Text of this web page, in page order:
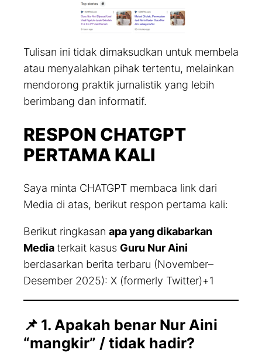
Tulisan ini tidak dimaksudkan untuk membela
atau menyalahkan pihak tertentu, melainkan
mendorong praktik jurnalistik yang lebih
berimbang dan informatif.
RESPON CHATGPT
PERTAMA KALI
Saya minta CHATGPT membaca link dari
Media di atas, berikut respon pertama kali:
Berikut ringkasan apa yang dikabarkan
Mediaterkait kasus Guru Nur Aini
berdasarkan berita terbaru (November–
Desember 2025): X (formerly Twitter)+1
📌 1. Apakah benar Nur Aini
“mangkir” / tidak hadir?